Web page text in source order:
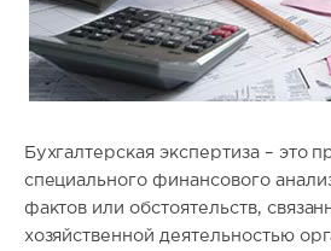
Бухгалтерская экспертиза – это
специального финансового
фактов или обстоятельств,
хозяйственной деятельностью